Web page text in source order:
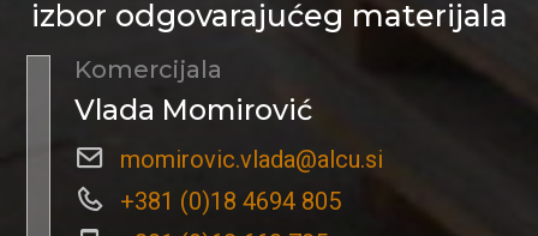
izbor odgovarajućeg materijala
Komercijala
Vlada Momirović
momirovic.vlada@alcu.si
+381 (0)18 4694 805